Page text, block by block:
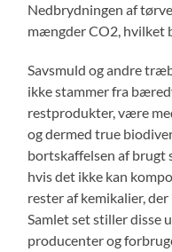
Nedbrydningen af
mængder CO2, hvilket
Savsmuld og andre
ikke stammer fra
restprodukter, være
og dermed true
bortskaffelsen af
hvis det ikke kan
rester af kemikalier,
Samlet set stiller disse
producenter og